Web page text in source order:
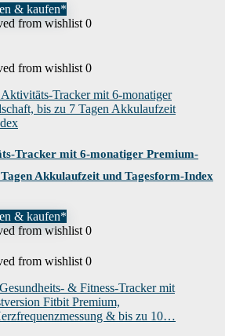
& kaufen*
from wishlist 0
from wishlist 0
Tracker mit 6-monatiger Premium-
Akkulaufzeit und Tagesform-Index
& kaufen*
from wishlist 0
from wishlist 0